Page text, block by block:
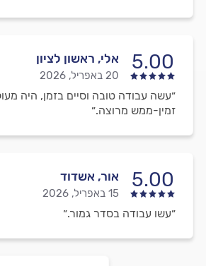
5.00 אלי, ראשון לציון
20 באפריל, 2026
״עשה עבודה טובה וסיים בזמן, היה
זמין-ממש מרוצה.״
5.00 אור, אשדוד
15 באפריל, 2026
״עשו עבודה בסדר גמור.״